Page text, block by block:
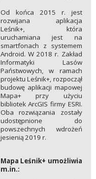
Od końca 2015 r. jest
rozwijana aplikacja
Leśnik+, która
uruchamiana jest na
smartfonach z systemem
Android. W 2018 r. Zakład
Informatyki Lasów
Państwowych, w ramach
projektu Leśnik+, rozpoczął
budowę aplikacji mapowej
Mapa+ przy użyciu
bibliotek ArcGIS firmy ESRI.
Oba rozwiązania zostały
udostępnione do
powszechnych wdrożeń
jesienią 2019 r.
Mapa Leśnik+ umożliwia
m.in.: